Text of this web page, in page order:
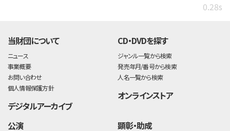
0.28s
当財団について
ニュース
事業概要
お問い合わせ
個人情報保護方針
デジタルアーカイブ
CD・DVDを探す
ジャンル一覧から検索
発売年月/番号から検索
人名一覧から検索
オンラインストア
公演 顕彰・助成